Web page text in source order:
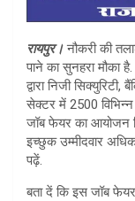
रायपुर।नौकरी की
पाने का सुनहरा मौका
द्वारा निजी
सेक्टर में 2500
जॉब फेयर का आयोजन
इच्छुक उम्मीदवार
पढ़ें.
बता दें कि इस जॉब